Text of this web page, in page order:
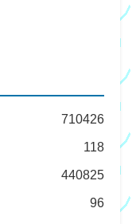
710426
118
440825
96